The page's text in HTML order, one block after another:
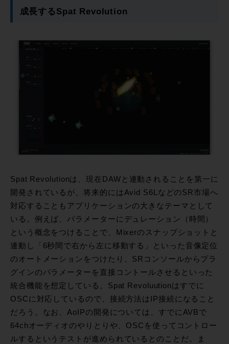
成長するSpat Revolution
Spat Revolutionは、現在DAWと連動されることを第一に
開発されているが、将来的にはAvid S6LなどのSR市場へ
対応することもアプリケーションの大きなテーマとして
いる。例えば、パラメーターにデュレーション（時間）
という概念をつけることで、Mixerのスナップショットと
連動し「6秒間で右から左に移動する」といった音像定位
のオートメーションをつけたり、SRコンソールからプラ
グインのパラメーターを直接コントールさせるといった
統合機能を想定している。Spat Revoluutionはすでに
OSCに対応しているので、接続方法はIP接続になること
だろう。なお、AoIPの開発については、すでにAVBで
64chオーディオのやりとりや、OSCを使ってコントロー
ルするというテストが進められているとのことだ。ま